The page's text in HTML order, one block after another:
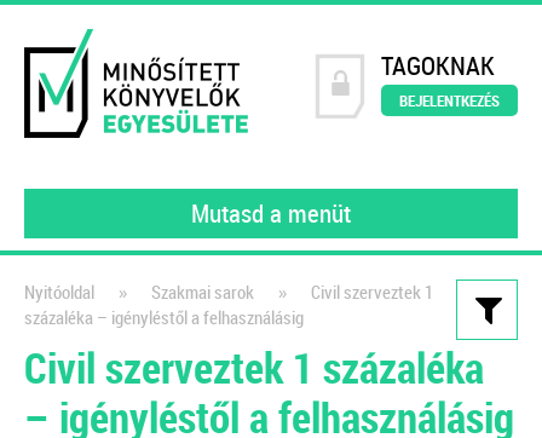
TAGOKNAK
BEJELENTKEZÉS
Mutasd a menüt
Kiadványaink
Nyitómérleg összeállítása
lépésről lépésre – e-book
Nyitóoldal » Szakmai sarok »
Civil szerveztek 1
százaléka – igényléstől a felhasználásig
Civil szerveztek 1 százaléka
– igényléstől a felhasználásig